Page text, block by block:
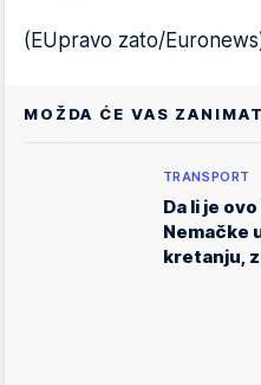
(EUpravo zato/
MOŽDA ĆE VAS
TRANSPORT
Da li je
Nemačke
kretanju,